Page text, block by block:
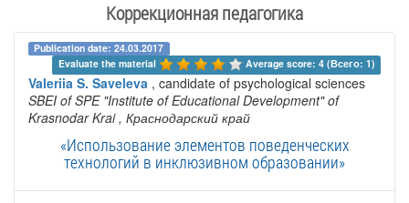
Коррекционная педагогика
Publication date: 24.03.2017
Evaluate the material
Average score: 4 (Всего: 1)
Valeriia S. Saveleva , candidate of psychological sciences
SBEI of SPE "Institute of Educational Development" of
Krasnodar Krai , Краснодарский край
«Использование элементов поведенческих
технологий в инклюзивном образовании»